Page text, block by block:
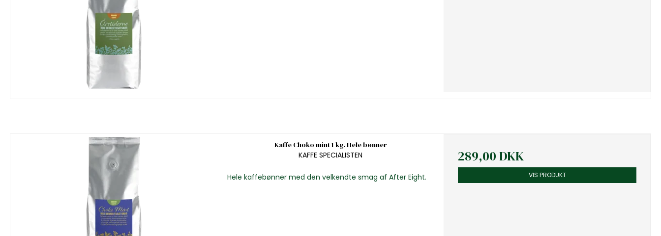
Kaffe Choko mint 1 kg. Hele bønner
KAFFE SPECIALISTEN
Hele kaffebønner med den velkendte smag af After Eight.
289,00 DKK
VIS PRODUKT